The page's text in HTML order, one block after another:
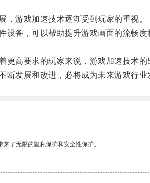
游戏加速技术逐渐受到玩家的重视。
备，可以帮助提升游戏画面的流畅度
高要求的玩家来说，游戏加速技术的
发展和改进，必将成为未来游戏行业
了无限的隐私保护和安全性保护。